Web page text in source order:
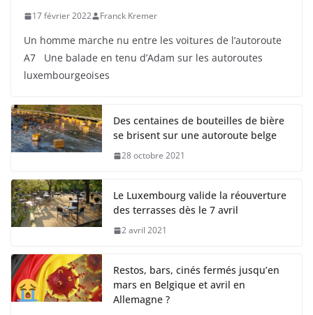
17 février 2022 Franck Kremer
Un homme marche nu entre les voitures de l’autoroute
A7 Une balade en tenu d’Adam sur les autoroutes
luxembourgeoises
Des centaines de bouteilles de bière
se brisent sur une autoroute belge
28 octobre 2021
Le Luxembourg valide la réouverture
des terrasses dès le 7 avril
2 avril 2021
Restos, bars, cinés fermés jusqu’en
mars en Belgique et avril en
Allemagne ?